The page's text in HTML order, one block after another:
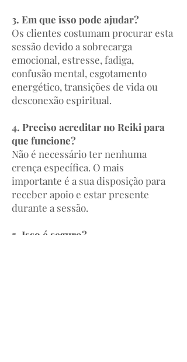
3. Em que isso pode ajudar?
Os clientes costumam procurar esta
sessão devido a sobrecarga
emocional, estresse, fadiga,
confusão mental, esgotamento
energético, transições de vida ou
desconexão espiritual.
4. Preciso acreditar no Reiki para
que funcione?
Não é necessário ter nenhuma
crença específica. O mais
importante é a sua disposição para
receber apoio e estar presente
durante a sessão.
5. Isso é seguro?